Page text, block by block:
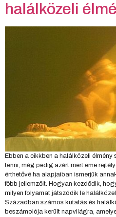
halálközeli
Ebben a cikkben a halálközeli
tenni, még pedig azért mert eme
érthetővé ha alapjaiban ismerjük
főbb jellemzőit. Hogyan kezdődik,
milyen folyamat játszódik le
Században számos kutatás és
beszámolója került napvilágra,